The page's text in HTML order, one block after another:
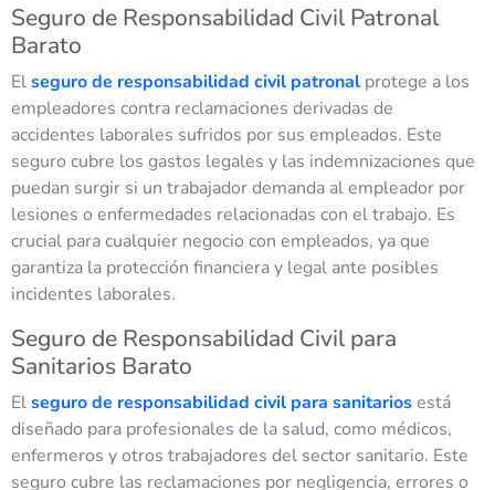
Seguro de Responsabilidad Civil Patronal
Barato
Elseguro de responsabilidad civil patronal protege a los
empleadores contra reclamaciones derivadas de
accidentes laborales sufridos por sus empleados. Este
seguro cubre los gastos legales y las indemnizaciones que
puedan surgir si un trabajador demanda al empleador por
lesiones o enfermedades relacionadas con el trabajo. Es
crucial para cualquier negocio con empleados, ya que
garantiza la protección financiera y legal ante posibles
incidentes laborales.
Seguro de Responsabilidad Civil para
Sanitarios Barato
Elseguro de responsabilidad civil para sanitariosestá
diseñado para profesionales de la salud, como médicos,
enfermeros y otros trabajadores del sector sanitario. Este
seguro cubre las reclamaciones por negligencia, errores o